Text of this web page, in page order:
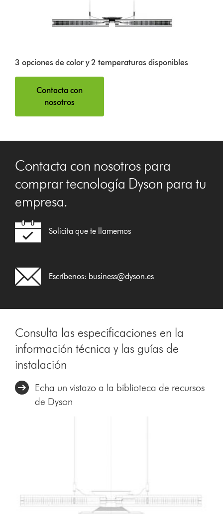
3 opciones de color y 2 temperaturas disponibles
Contacta con
nosotros
Contacta con nosotros para
comprar tecnología Dyson para tu
empresa.
Solicita que te llamemos
Escríbenos: business@dyson.es
Consulta las especificaciones en la
información técnica y las guías de
instalación
Echa un vistazo a la biblioteca de recursos
de Dyson